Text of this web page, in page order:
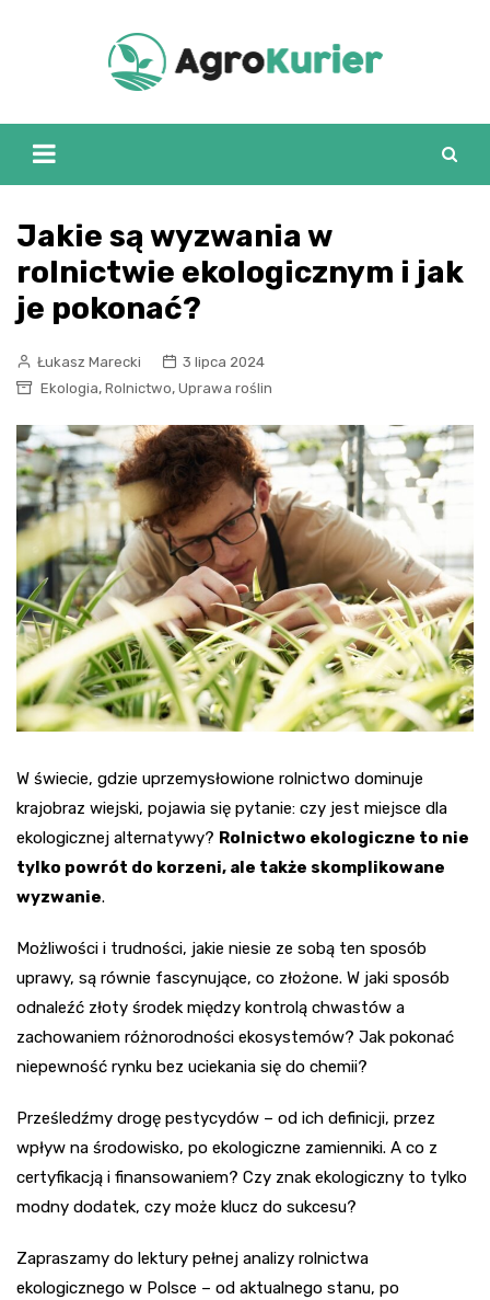
Jakie są wyzwania w
rolnictwie ekologicznym i jak
je pokonać?
Łukasz Marecki
3 lipca 2024
Ekologia, Rolnictwo, Uprawa roślin
W świecie, gdzie uprzemysłowione rolnictwo dominuje
krajobraz wiejski, pojawia się pytanie: czy jest miejsce dla
ekologicznej alternatywy? Rolnictwo ekologiczne to nie
tylko powrót do korzeni, ale także skomplikowane
wyzwanie.
Możliwości i trudności, jakie niesie ze sobą ten sposób
uprawy, są równie fascynujące, co złożone. W jaki sposób
odnaleźć złoty środek między kontrolą chwastów a
zachowaniem różnorodności ekosystemów? Jak pokonać
niepewność rynku bez uciekania się do chemii?
Prześledźmy drogę pestycydów – od ich definicji, przez
wpływ na środowisko, po ekologiczne zamienniki. A co z
certyfikacją i finansowaniem? Czy znak ekologiczny to tylko
modny dodatek, czy może klucz do sukcesu?
Zapraszamy do lektury pełnej analizy rolnictwa
ekologicznego w Polsce – od aktualnego stanu, po